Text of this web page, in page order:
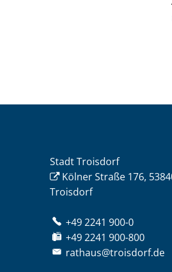
Stadt Troisdorf
Kölner Straße 176,
Troisdorf
+49 2241 900-0
+49 2241 900-800
rathaus@troisdorf.de